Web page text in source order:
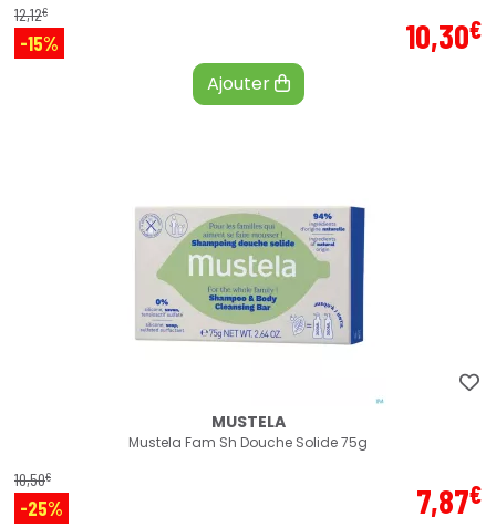
12,12€
-15% 10,30€
Ajouter
MUSTELA
Mustela Fam Sh Douche Solide 75g
10,50€
-25% 7,87€